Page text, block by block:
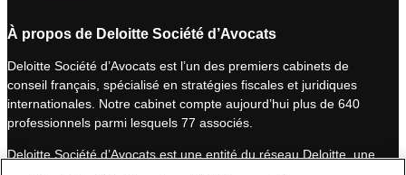
k
e
d
I
n
T
u
b
e
À propos de Deloitte Société d’Avocats
Deloitte Société d’Avocats est l’un des premiers cabinets de
conseil français, spécialisé en stratégies fiscales et juridiques
internationales. Notre cabinet compte aujourd’hui plus de 640
professionnels parmi lesquels 77 associés.
Deloitte Société d’Avocats est une entité du réseau Deloitte, une